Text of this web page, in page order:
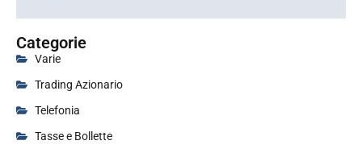
Categorie
Varie
Trading Azionario
Telefonia
Tasse e Bollette